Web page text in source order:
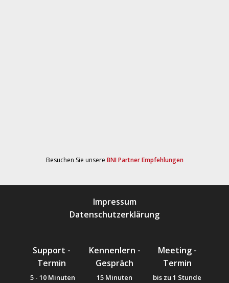
Besuchen Sie unsere BNI Partner Empfehlungen
Impressum
Datenschutzerklärung
Support -
Termin
5 - 10 Minuten
Kennenlern -
Gespräch
15 Minuten
Meeting -
Termin
bis zu 1 Stunde